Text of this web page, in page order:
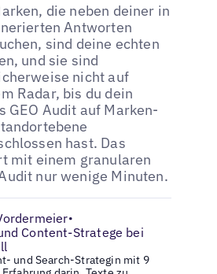
die neben deiner in
Antworten
sind deine echten
und sie sind
nicht auf
Radar, bis du dein
GEO Audit auf Marken-
hast. Das
mit einem granularen
nur wenige Minuten.
•
Content-Stratege bei
und Search-Strategin mit 9